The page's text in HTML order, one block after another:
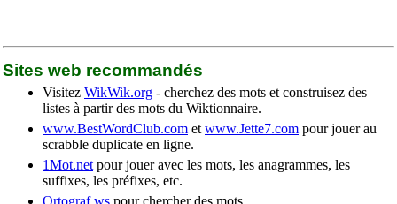
Sites web recommandés
Visitez WikWik.org - cherchez des mots et construisez des
listes à partir des mots du Wiktionnaire.
www.BestWordClub.com et www.Jette7.com pour jouer au
scrabble duplicate en ligne.
1Mot.net pour jouer avec les mots, les anagrammes, les
suffixes, les préfixes, etc.
Ortograf.ws pour chercher des mots.